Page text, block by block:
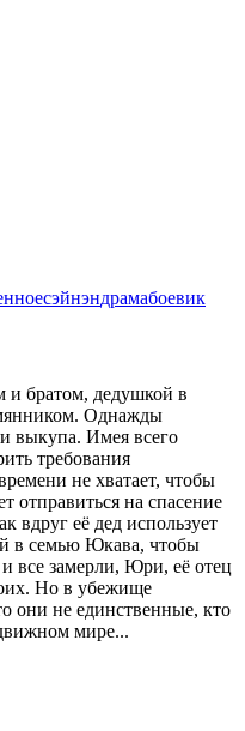
сэйнэндрамабоевик
братом, дедушкой в
Однажды
выкупа. Имея всего
требования
не хватает, чтобы
отправиться на спасение
вдруг её дед использует
в семью Юкава, чтобы
все замерли, Юри, её отец
Но в убежище
они не единственные, кто
мире...